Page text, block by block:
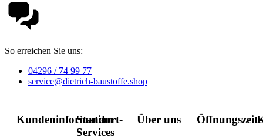
So erreichen Sie uns:
04296 / 74 99 77
service@dietrich-baustoffe.shop
Kundeninformation
Standort-
Services
Über uns